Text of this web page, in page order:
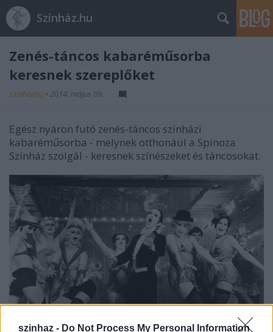
szinhaz - Do Not Process My Personal Information
Színház.hu
Zenés-táncos kabaréműsorba
keresnek szereplőket
szinhazhu • 2014. május 09.
Egész nyáron futó zenés-táncos színházi
kabaréműsorba - melynek otthonául a Spinoza
Színház szolgál - keresnek színészeket és táncosokat.